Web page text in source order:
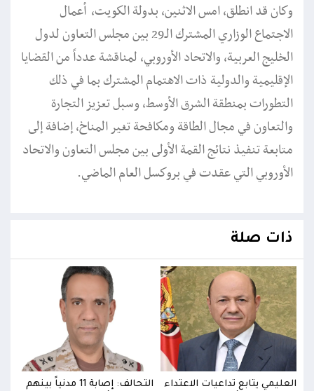
وكان قد انطلق، امس الاثنين، بدولة الكويت، أعمال
الاجتماع الوزاري المشترك الـ29 بين مجلس التعاون لدول
الخليج العربية، والاتحاد الأوروبي، لمناقشة عدداً من القضايا
الإقليمية والدولية ذات الاهتمام المشترك بما في ذلك
التطورات بمنطقة الشرق الأوسط، وسبل تعزيز التجارة
والتعاون في مجال الطاقة ومكافحة تغير المناخ، إضافة إلى
متابعة تنفيذ نتائج القمة الأولى بين مجلس التعاون والاتحاد
الأوروبي التي عقدت في بروكسل العام الماضي.
ذات صلة
العليمي يتابع تداعيات الاعتداء
التحالف: إصابة 11 مدنياً بينهم